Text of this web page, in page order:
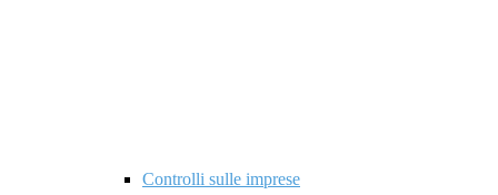
Controlli sulle imprese